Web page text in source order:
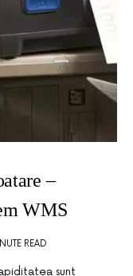
–
WMS
READ
sunt